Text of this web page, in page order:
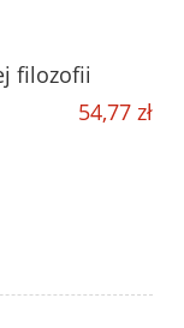
filozofii
54,77 zł